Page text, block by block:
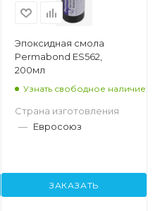
Эпоксидная смола
Permabond ES562,
200мл
Узнать свободное наличие
Страна изготовления
— Евросоюз
ЗАКАЗАТЬ